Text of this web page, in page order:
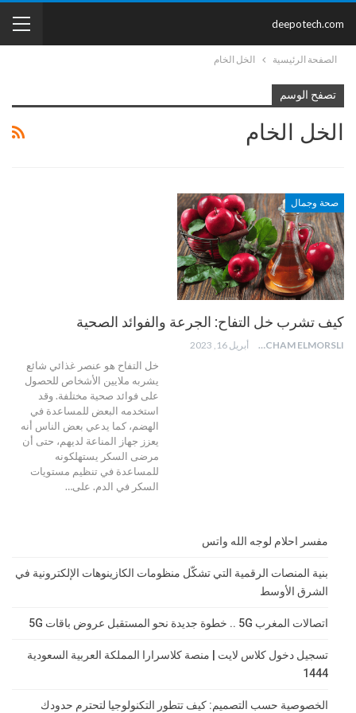
deepotech.com
الصفحة الرئيسية الخل الخام
تصفح الوسم
الخل الخام
صحة وجمال
كيف تشرب خل التفاح: الجرعة والفوائد الصحية
HICHAM ELMORSLI أبريل 16, 2023
خل التفاح هو عنصر غذائي شائع
يشربه ملايين الأشخاص للحصول
على فوائد صحية مختلفة. وقد
استخدمه البعض للمساعدة في
الهضم، كما يدعي بعض الناس أنه
يعزز جهاز المناعة لديهم، حتى أن
مرضى السكر يستهلكونه
للمساعدة في تنظيم مستويات
السكر في الدم. على…
مفسر احلام لوجه الله واتس
بنية المنصات الرقمية التي تشكّل منظومات الكازينوهات الإلكترونية في
الشرق الأوسط
اتصالات المغرب 5G .. خطوة جديدة نحو المستقبل عروض باقات 5G
تسجيل دخول كلاس لايت | منصة كلاسرارا المملكة العربية السعودية
1444
الخصوصية حسب التصميم: كيف تتطور التكنولوجيا لتحترم حدودك